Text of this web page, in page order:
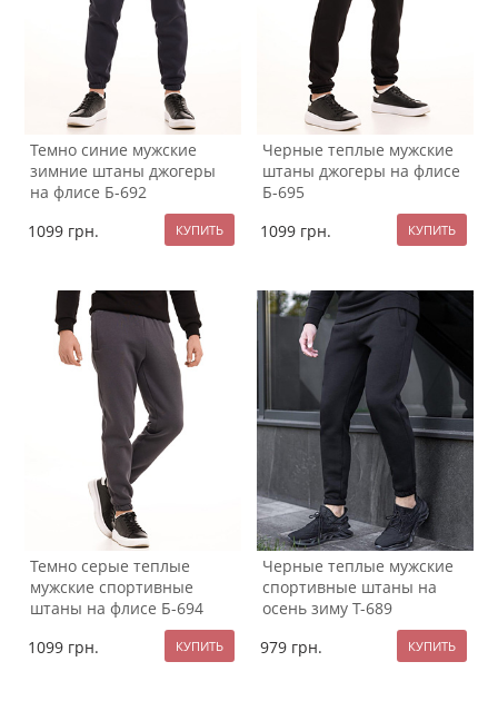
Темно синие мужские
зимние штаны джогеры
на флисе Б-692
1099 грн.
Черные теплые мужские
штаны джогеры на флисе
Б-695
1099 грн.
Темно серые теплые
мужские спортивные
штаны на флисе Б-694
1099 грн.
Черные теплые мужские
спортивные штаны на
осень зиму Т-689
979 грн.